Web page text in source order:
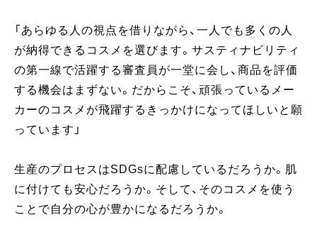
「あらゆる人の視点を借りながら、一人でも多くの人
が納得できるコスメを選びます。サスティナビリティ
の第一線で活躍する審査員が一堂に会し、商品を評価
する機会はまずない。だからこそ、頑張っているメー
カーのコスメが飛躍するきっかけになってほしいと願
っています」
生産のプロセスはSDGsに配慮しているだろうか。肌
に付けても安心だろうか。そして、そのコスメを使う
ことで自分の心が豊かになるだろうか。